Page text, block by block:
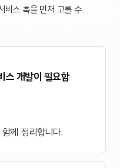
비스 축을 먼저 고를 수
스 개발이 필요함
께 정리합니다.